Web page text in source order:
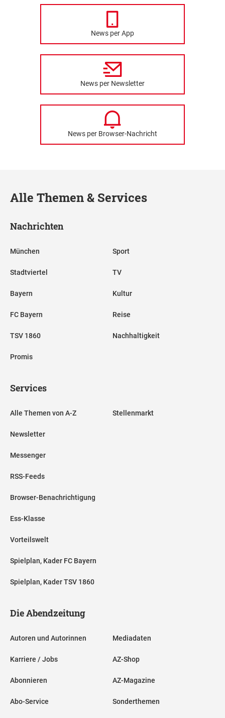
News per App
News per Newsletter
News per Browser-Nachricht
Alle Themen & Services
Nachrichten
München
Stadtviertel
Bayern
FC Bayern
TSV 1860
Promis
Sport
TV
Kultur
Reise
Nachhaltigkeit
Services
Alle Themen von A-Z
Newsletter
Messenger
RSS-Feeds
Browser-Benachrichtigung
Ess-Klasse
Vorteilswelt
Spielplan, Kader FC Bayern
Spielplan, Kader TSV 1860
Stellenmarkt
Die Abendzeitung
Autoren und Autorinnen
Karriere / Jobs
Abonnieren
Abo-Service
Mediadaten
AZ-Shop
AZ-Magazine
Sonderthemen